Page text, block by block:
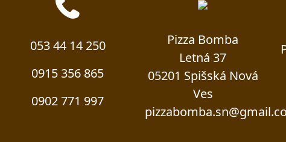
053 44 14 250
0915 356 865
0902 771 997
Pizza Bomba
Letná 37
05201 Spišská Nová
Ves